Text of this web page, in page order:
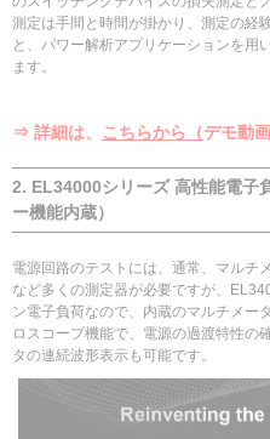
測定は手間と時間が掛かり、測定の経
と、パワー解析アプリケーションを用
ます。
⇒ 詳細は、 こちらから（デモ動
2. EL34000シリーズ 高性能電子
ー機能内蔵）
電源回路のテストには、通常、マルチ
など多くの測定器が必要ですが、
ン電子負荷なので、内蔵のマルチメー
ロスコープ機能で、電源の過渡特性の
タの連続波形表示も可能です。